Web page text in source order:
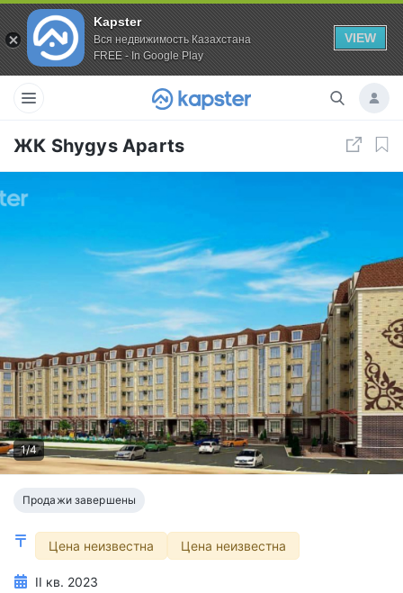
Kapster
Вся недвижимость Казахстана
FREE - In Google Play
VIEW
ЖК Shygys Aparts
1/4
Продажи завершены
Цена неизвестна Цена неизвестна
II кв. 2023